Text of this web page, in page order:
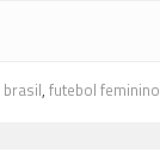
brasil, futebol feminino